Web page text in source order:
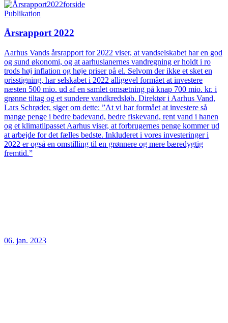
Publikation
Årsrapport 2022
Aarhus Vands årsrapport for 2022 viser, at vandselskabet har en god
og sund økonomi, og at aarhusianernes vandregning er holdt i ro
trods høj inflation og høje priser på el. Selvom der ikke et sket en
prisstigning, har selskabet i 2022 alligevel formået at investere
næsten 500 mio. ud af en samlet omsætning på knap 700 mio. kr. i
grønne tiltag og et sundere vandkredsløb. Direktør i Aarhus Vand,
Lars Schrøder, siger om dette: ”At vi har formået at investere så
mange penge i bedre badevand, bedre fiskevand, rent vand i hanen
og et klimatilpasset Aarhus viser, at forbrugernes penge kommer ud
at arbejde for det fælles bedste. Inkluderet i vores investeringer i
2022 er også en omstilling til en grønnere og mere bæredygtig
fremtid.”
06. jan. 2023